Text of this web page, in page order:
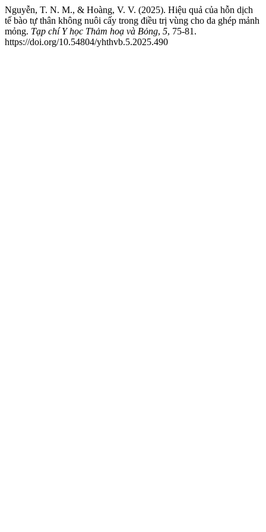
Nguyễn, T. N. M., & Hoàng, V. V. (2025). Hiệu quả của hỗn dịch
tế bào tự thân không nuôi cấy trong điều trị vùng cho da ghép mảnh
mỏng. Tạp chí Y học Thảm hoạ và Bỏng, 5, 75-81.
https://doi.org/10.54804/yhthvb.5.2025.490